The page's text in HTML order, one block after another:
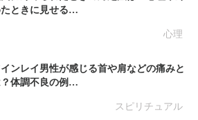
心理
ときに見せる…
スピリチュアル
ンレイ男性が感じる首や肩などの痛みと
？体調不良の例…